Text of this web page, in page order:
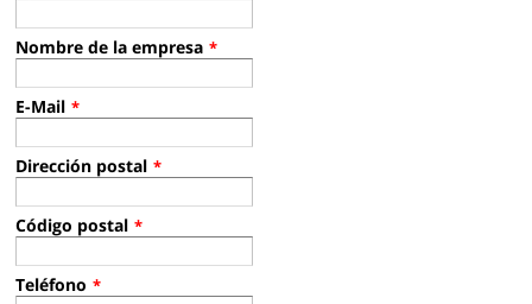
Nombre de la empresa *
E-Mail *
Dirección postal *
Código postal *
Teléfono *